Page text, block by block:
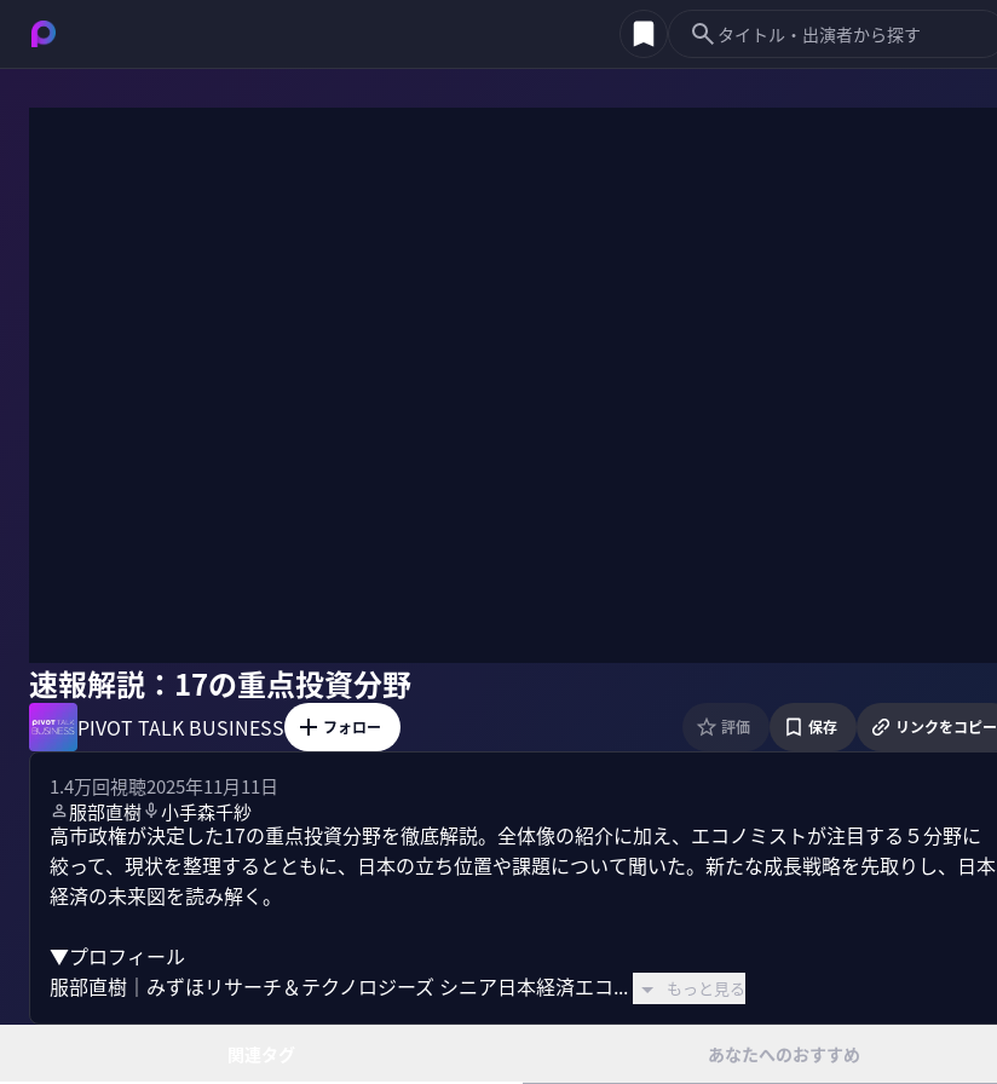
速報解説：17の重点投資分野
PIVOT TALK BUSINESS フォロー 評価 保存 リンクをコピー
1.4万回視聴2025年11月11日
服部直樹
小手森千紗
高市政権が決定した17の重点投資分野を徹底解説。全体像の紹介に加え、エコノミストが注目する５分野に
絞って、現状を整理するとともに、日本の立ち位置や課題について聞いた。新たな成長戦略を先取りし、日本
経済の未来図を読み解く。
▼プロフィール
服部直樹｜みずほリサーチ＆テクノロジーズ シニア日本経済エコ...
もっと見る
あなたへのおすすめ